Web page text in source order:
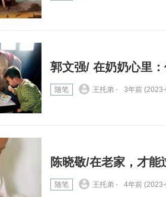
郭文强/ 在奶奶心里
随笔 王托弟 ⋅ 3年前
陈晓敬/在老家，才能
随笔 王托弟 ⋅ 4年前